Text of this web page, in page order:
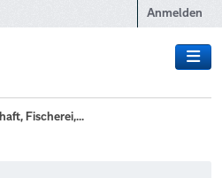
Anmelden
Fischerei,...